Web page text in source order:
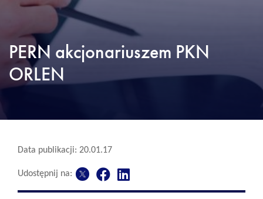
PERN akcjonariuszem PKN
ORLEN
Data publikacji: 20.01.17
Udostępnij na: